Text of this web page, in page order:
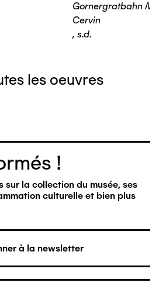
Gornergratbahn
Cervin
, s.d.
les oeuvres
!
sur la collection du musée, ses
culturelle et bien plus
à la newsletter